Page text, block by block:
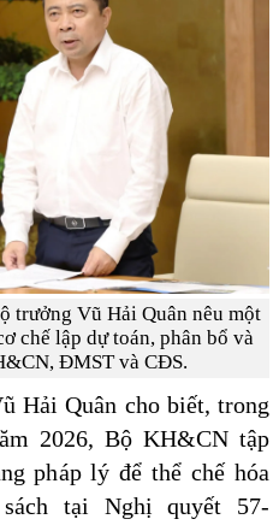
trưởng Vũ Hải Quân nêu một
chế lập dự toán, phân bổ và
ĐMST và CĐS.
Hải Quân cho biết, trong
2026, Bộ KH&CN tập
pháp lý để thể chế hóa
tại Nghị quyết 57-